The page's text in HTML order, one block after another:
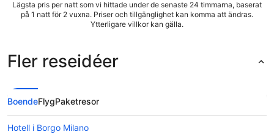
Lägsta pris per natt som vi hittade under de senaste 24 timmarna, baserat
på 1 natt för 2 vuxna. Priser och tillgänglighet kan komma att ändras.
Ytterligare villkor kan gälla.
Fler reseidéer
BoendeFlygPaketresor
Hotell i Borgo Milano